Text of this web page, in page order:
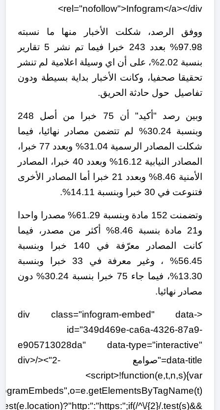
rel="nofollow">Infogram</a></div>
ووفق الرصد، شكلت الأخبار منها ما نسبته
97.98% بعدد 243 خبرا فيما تم نشر 5 تقارير
بنسبة 2.02%، على أن اي وسيلة اعلامية لم تنشر
تحقيقا صحفيا، وكانت الأخبار بداية بسيطة ودون
تفاصيل حول حادثة الحريق.
وبين رصد "أكيد" أن 75 خبرا من أصل 248
وبنسبة 30.24% لم تتضمن مصادر نهائيا، فيما
شكلت المصادر الرسمية 31.04% وبعدد 77 خبرا،
المصادر النيابية 16.12% وبعدد 40 خبرا، المصادر
الأمنية 8.46% وبعدد 21 خبرا أما المصادر الأخرى
فتنوعت في 30 خبرا وبنسبة 14.11%.
وتضمنت 152 مادة وبنسبة 61.29% مصدرا واحدا
و21 مادة بنسبة 8.46% أكثر من مصدر، فيما
كانت المصادر معرّفة في 140 خبرا وبنسبة
56.45% ، وغير معرفة في 33 خبرا وبنسبة
13.30%، فيما جاء 75 خبرا بنسبة 30.24% دون
مصادر نهائيا.
<div class="infogram-embed" data-
id="349d469e-ca6a-4326-87a9-
e905713028da" data-type="interactive"
data-title="صوامع -2"></div>
<script>!function(e,t,n,s){var
^\/{2}/.test(s)&&